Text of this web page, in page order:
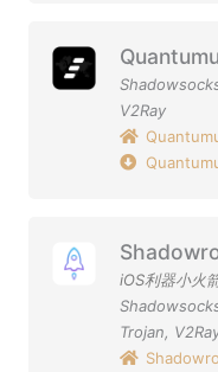
V2Ray
iOS利器小火
Trojan,